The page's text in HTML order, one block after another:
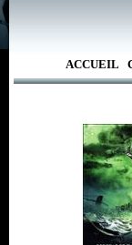
ACCUEIL